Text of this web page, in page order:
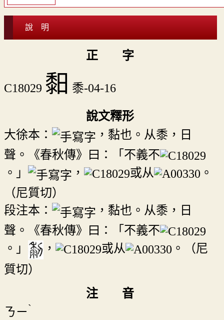
說 明
正 字
C18029 䵒 黍-04-16
說文釋形
大徐本：
，黏也。从黍，日
聲。《春秋傳》曰：「不義不
。」
， 或从
。
（尼質切）
段注本：
，黏也。从黍，日
聲。《春秋傳》曰：「不義不
。」
， 或从
。（尼
質切）
注 音
ㄋㄧˋ